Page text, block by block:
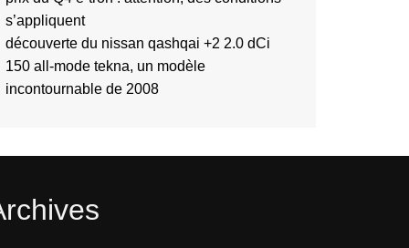
s’appliquent
découverte du nissan qashqai +2 2.0 dCi
150 all-mode tekna, un modèle
incontournable de 2008